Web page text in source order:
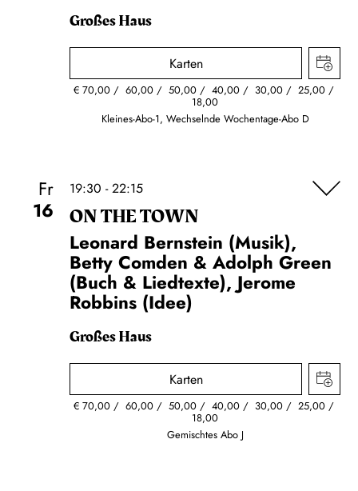
Großes Haus
Karten
€ 70,00 60,00 50,00 40,00 30,00 25,00
18,00
Kleines-Abo-1, Wechselnde Wochentage-Abo D
Fr
16
19:30 - 22:15
ON THE TOWN
Leonard Bernstein (Musik),
Betty Comden & Adolph Green
(Buch & Liedtexte), Jerome
Robbins (Idee)
Großes Haus
Karten
€ 70,00 60,00 50,00 40,00 30,00 25,00
18,00
Gemischtes Abo J